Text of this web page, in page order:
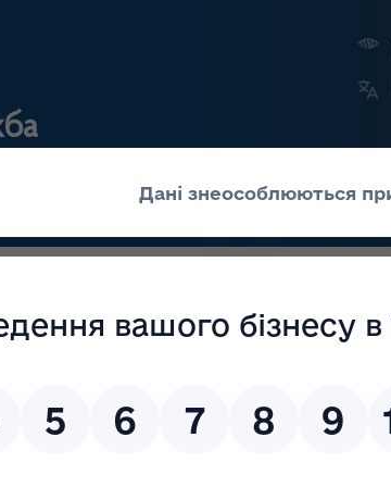
Прес-центр
засобів, крові та
сертифікація
нагляд
реєстри